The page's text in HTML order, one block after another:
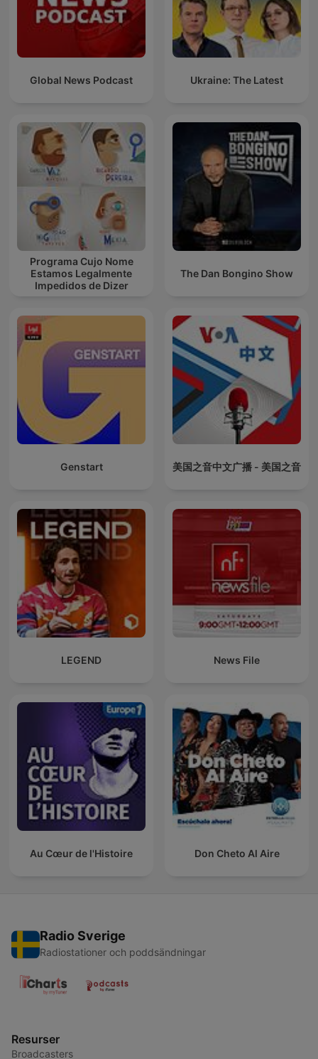
Global News Podcast Ukraine: The Latest
Programa Cujo Nome
Estamos Legalmente
Impedidos de Dizer
The Dan Bongino Show
Genstart 美国之音中文广播 - 美国之音
LEGEND News File
Au Cœur de l'Histoire Don Cheto Al Aire
Radio Sverige
Radiostationer och poddsändningar
Resurser
Broadcasters